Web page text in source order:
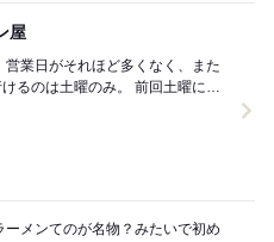
屋
曜のみ。 前回土曜に訪